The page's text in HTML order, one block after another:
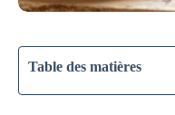
Table des matières